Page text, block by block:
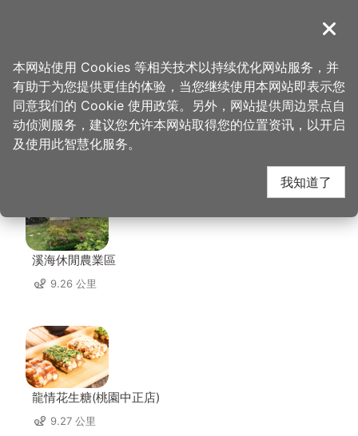
導覽
首页 > 想去的地方 > 美食、购物 > 伍角灯小吃
伍角灯小吃 周边店家
溪海休閒農業區
9.26 公里
龍情花生糖(桃園中正店)
9.27 公里
关闭
本网站使用 Cookies 等相关技术以持续优化网站服务，并
有助于为您提供更佳的体验，当您继续使用本网站即表示您
同意我们的 Cookie 使用政策。另外，网站提供周边景点自
动侦测服务，建议您允许本网站取得您的位置资讯，以开启
及使用此智慧化服务。
我知道了